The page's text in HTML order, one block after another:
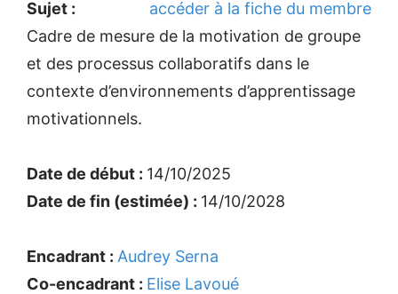
accéder à la fiche du membre
Sujet :
Cadre de mesure de la motivation de groupe
et des processus collaboratifs dans le
contexte d’environnements d’apprentissage
motivationnels.
Date de début : 14/10/2025
Date de fin (estimée) : 14/10/2028
Encadrant : Audrey Serna
Co-encadrant : Elise Lavoué